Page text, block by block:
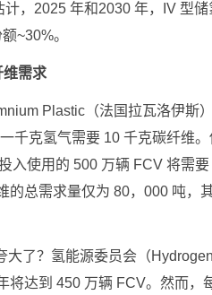
，2025 年和2030 年，IV 型
~30%。
维需求
Plastic（法国拉瓦洛伊斯
千克氢气需要 10 千克碳纤维
入使用的 500 万辆 FCV 将需
的总需求量仅为 80，000 吨，
大了？氢能源委员会（
将达到 450 万辆 FCV。然而，